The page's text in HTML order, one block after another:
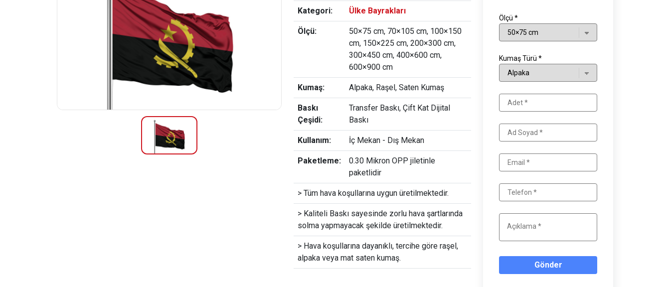
Kategori: Ülke Bayrakları
Ölçü:
50×75 cm, 70×105 cm, 100×150
cm, 150×225 cm, 200×300 cm,
300×450 cm, 400×600 cm,
600×900 cm
Kumaş: Alpaka, Raşel, Saten Kumaş
Baskı
Çeşidi:
Transfer Baskı, Çift Kat Dijital
Baskı
Kullanım: İç Mekan - Dış Mekan
Paketleme:
0.30 Mikron OPP jiletinle
paketlidir
> Tüm hava koşullarına uygun üretilmektedir.
> Kaliteli Baskı sayesinde zorlu hava şartlarında
solma yapmayacak şekilde üretilmektedir.
> Hava koşullarına dayanıklı, tercihe göre raşel,
alpaka veya mat saten kumaş.
Ölçü *
Kumaş Türü *
Gönder